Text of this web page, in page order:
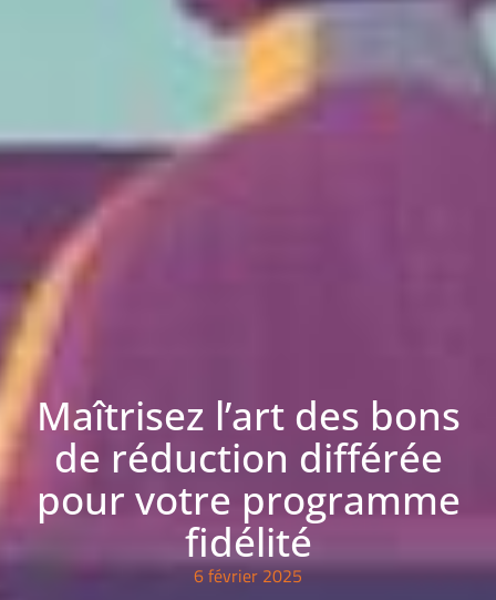
Maîtrisez l’art des bons
de réduction différée
pour votre programme
fidélité
6 février 2025